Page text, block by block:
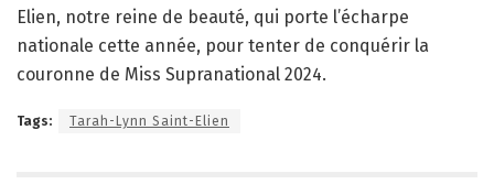
Elien, notre reine de beauté, qui porte l’écharpe
nationale cette année, pour tenter de conquérir la
couronne de Miss Supranational 2024.
Tags: Tarah-Lynn Saint-Elien